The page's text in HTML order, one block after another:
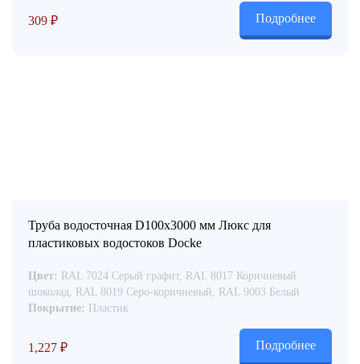
309 ₽ Подробнее
Труба водосточная D100x3000 мм Люкс для
пластиковых водостоков Docke
Цвет: RAL 7024 Серый графит, RAL 8017 Коричневый
шоколад, RAL 8019 Серо-коричневый, RAL 9003 Белый
Покрытие: Пластик
1,227 ₽ Подробнее